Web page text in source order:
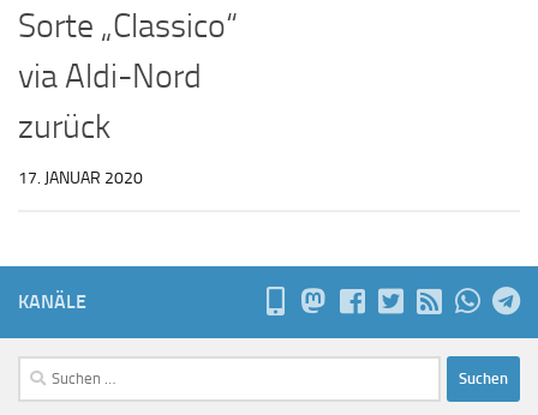
Sorte „Classico“
via Aldi-Nord
zurück
17. JANUAR 2020
KANÄLE
Suchen
nach: